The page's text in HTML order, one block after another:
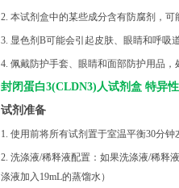
2. 本试剂盒中的某些成分含有防腐剂，可
3. 显色剂B可能会引起皮肤、眼睛和呼吸
4. 佩戴防护手套、眼睛和面部防护用品，
封闭蛋白3(CLDN3)人试剂盒 特异
试剂准备
1. 使用前将所有试剂置于室温平衡30分钟
2. 洗涤液/稀释液配置：如果洗涤液/稀释
涤液加入19mL的蒸馏水）